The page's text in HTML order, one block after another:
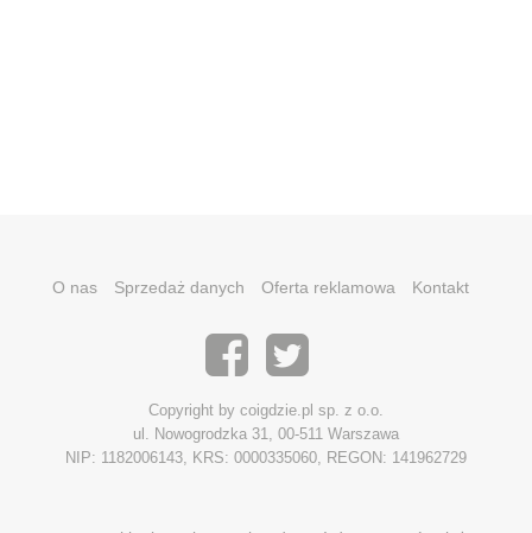
O nas Sprzedaż danych Oferta reklamowa Kontakt
Copyright by coigdzie.pl sp. z o.o.
ul. Nowogrodzka 31, 00-511 Warszawa
NIP: 1182006143, KRS: 0000335060, REGON: 141962729